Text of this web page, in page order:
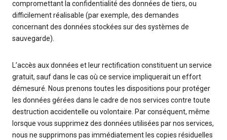
compromettant la confidentialité des données de tiers, ou
difficilement réalisable (par exemple, des demandes
concernant des données stockées sur des systèmes de
sauvegarde).
L’accès aux données et leur rectification constituent un service
gratuit, sauf dans le cas où ce service impliquerait un effort
démesuré. Nous prenons toutes les dispositions pour protéger
les données gérées dans le cadre de nos services contre toute
destruction accidentelle ou volontaire. Par conséquent, même
lorsque vous supprimez des données utilisées par nos services,
nous ne supprimons pas immédiatement les copies résiduelles